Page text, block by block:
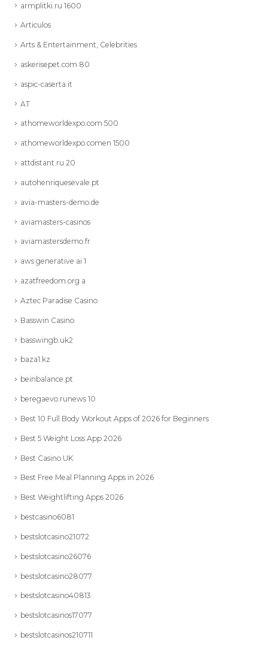
armplitki.ru 1600
Articulos
Arts & Entertainment, Celebrities
askerisepet.com 80
aspic-caserta.it
AT
athomeworldexpo.com 500
athomeworldexpo.comen 1500
attdistant.ru 20
autohenriquesevale.pt
avia-masters-demo.de
aviamasters-casinos
aviamastersdemo.fr
aws generative ai 1
azatfreedom.org a
Aztec Paradise Casino
Basswin Casino
basswingb.uk2
baza1.kz
beinbalance.pt
beregaevo.runews 10
Best 10 Full Body Workout Apps of 2026 for Beginners
Best 5 Weight Loss App 2026
Best Casino UK
Best Free Meal Planning Apps in 2026
Best Weightlifting Apps 2026
bestcasino6081
bestslotcasino21072
bestslotcasino26076
bestslotcasino28077
bestslotcasino40813
bestslotcasinos17077
bestslotcasinos210711